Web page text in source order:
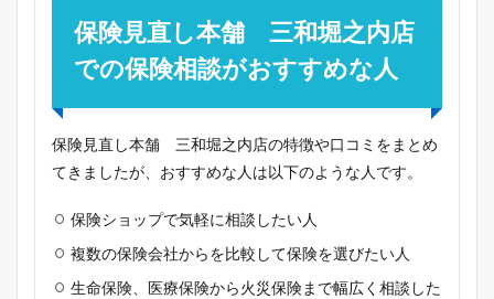
保険見直し本舗 三和堀之内店
での保険相談がおすすめな人
保険見直し本舗 三和堀之内店の特徴や口コミをまとめ
てきましたが、おすすめな人は以下のような人です。
保険ショップで気軽に相談したい人
複数の保険会社からを比較して保険を選びたい人
生命保険、医療保険から火災保険まで幅広く相談した